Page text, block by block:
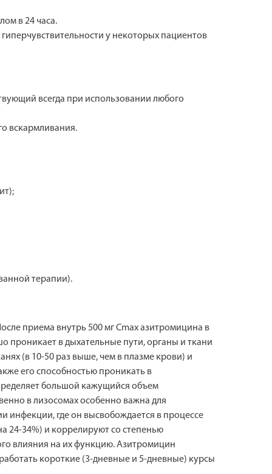
в 24 часа.
у некоторых пациентов
всегда при использовании любого
вскармливания.
терапии).
приема внутрь 500 мг Cmax азитромицина в
проникает в дыхательные пути, органы и ткани
(в 10-50 раз выше, чем в плазме крови) и
его способностью проникать в
большой кажущийся объем
в лизосомах особенно важна для
инфекции, где он высвобождается в процессе
24-34%) и коррелируют со степенью
влияния на их функцию. Азитромицин
короткие (3-дневные и 5-дневные) курсы